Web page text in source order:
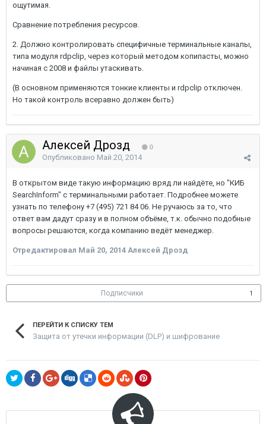
ощутимая.
Сравнение потребления ресурсов.
2. Должно контролировать специфичные терминальные каналы,
типа модуля rdpclip, через который методом копипасты, можно
начиная с 2008 и файлы утаскивать.
(В основном применяются тонкие клиенты и rdpclip отключен.
Но такой контроль всеравно должен быть)
Алексей Дрозд 0
Опубликовано Май 20, 2014
В открытом виде такую информацию вряд ли найдёте, но "КИБ
SearchInform" с терминальными работает. Подробнее можете
узнать по телефону +7 (495) 721 84 06. Не ручаюсь за то, что
ответ вам дадут сразу и в полном объёме, т.к. обычно подобные
вопросы решаются, когда компанию ведёт менеджер.
Отредактировал Май 20, 2014 Алексей Дрозд
Подписчики 1
ПЕРЕЙТИ К СПИСКУ ТЕМ
Защита от утечки информации (DLP) и шифрование